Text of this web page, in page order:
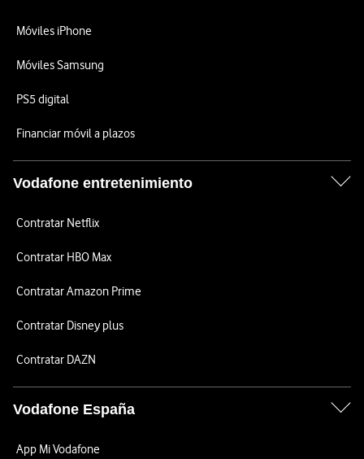
Móviles iPhone
Móviles Samsung
PS5 digital
Financiar móvil a plazos
Vodafone entretenimiento
Contratar Netflix
Contratar HBO Max
Contratar Amazon Prime
Contratar Disney plus
Contratar DAZN
Vodafone España
App Mi Vodafone